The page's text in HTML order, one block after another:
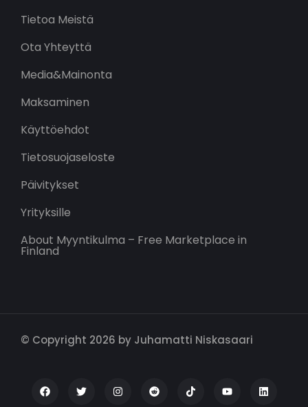
Tietoa Meistä
Ota Yhteyttä
Media&Mainonta
Maksaminen
Käyttöehdot
Tietosuojaseloste
Päivitykset
Yrityksille
About Myyntikulma – Free Marketplace in
Finland
© Copyright 2026 by Juhamatti Niskasaari